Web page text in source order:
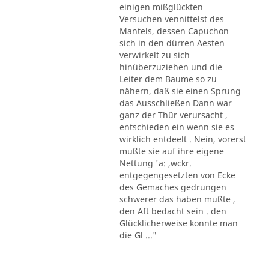
einigen mißglückten
Versuchen vennittelst des
Mantels, dessen Capuchon
sich in den dürren Aesten
verwirkelt zu sich
hinüberzuziehen und die
Leiter dem Baume so zu
nähern, daß sie einen Sprung
das Ausschließen Dann war
ganz der Thür verursacht ,
entschieden ein wenn sie es
wirklich entdeelt . Nein, vorerst
mußte sie auf ihre eigene
Nettung 'a: ,wckr.
entgegengesetzten von Ecke
des Gemaches gedrungen
schwerer das haben mußte ,
den Aft bedacht sein . den
Glücklicherweise konnte man
die Gl ..."